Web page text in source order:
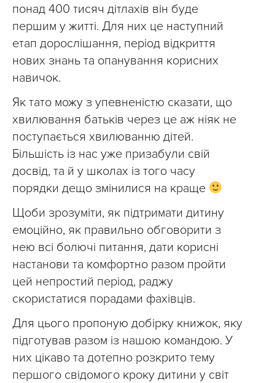
понад 400 тисяч дітлахів він буде
першим у житті. Для них це наступний
етап дорослішання, період відкриття
нових знань та опанування корисних
навичок.
Як тато можу з упевненістю сказати, що
хвилювання батьків через це аж ніяк не
поступається хвилюванню дітей.
Більшість із нас уже призабули свій
досвід, та й у школах із того часу
порядки дещо змінилися на краще
Щоби зрозуміти, як підтримати дитину
емоційно, як правильно обговорити з
нею всі болючі питання, дати корисні
настанови та комфортно разом пройти
цей непростий період, раджу
скористатися порадами фахівців.
Для цього пропоную добірку книжок, яку
підготував разом із нашою командою. У
них цікаво та дотепно розкрито тему
першого свідомого кроку дитини у світ